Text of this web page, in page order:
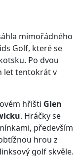
mimořádného
Golf, které se
Po dvou
let tentokrát v
hřišti Glen
. Hráčky se
především
hrou z
golf skvěle.